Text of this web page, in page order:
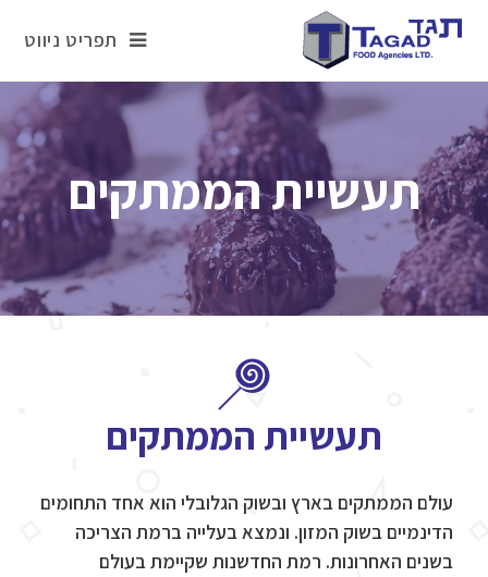
תפריט ניווט
תעשיית הממתקים
תעשיית הממתקים
עולם הממתקים בארץ ובשוק הגלובלי הוא אחד התחומים
הדינמיים בשוק המזון. ונמצא בעלייה ברמת הצריכה
בשנים האחרונות. רמת החדשנות שקיימת בעולם